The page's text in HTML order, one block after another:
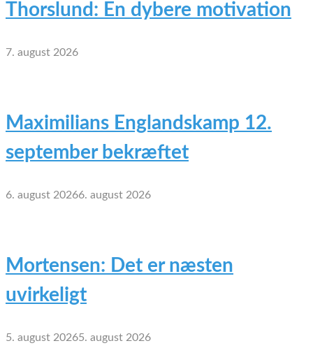
Thorslund: En dybere motivation
7. august 2026
Maximilians Englandskamp 12.
september bekræftet
6. august 20266. august 2026
Mortensen: Det er næsten
uvirkeligt
5. august 20265. august 2026